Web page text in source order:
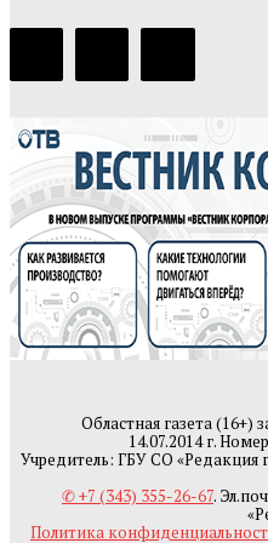
Областная газета (16+)
14.07.2014 г.
Учредитель: ГБУ СО «Редакция
✆ +7 (343) 355-26-67.
Политика